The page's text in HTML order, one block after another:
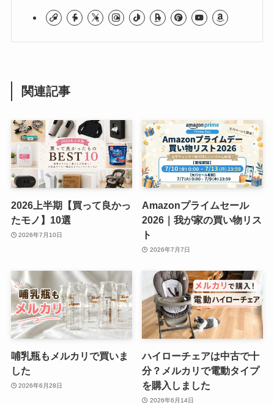
関連記事
2026上半期【買って良かっ
たモノ】10選
2026年7月10日
Amazonプライムセール
2026｜我が家の買い物リス
ト
2026年7月7日
哺乳瓶もメルカリで買いま
した
2026年6月28日
ハイローチェアは中古で十
分？メルカリで電動タイプ
を購入しました
2026年6月14日